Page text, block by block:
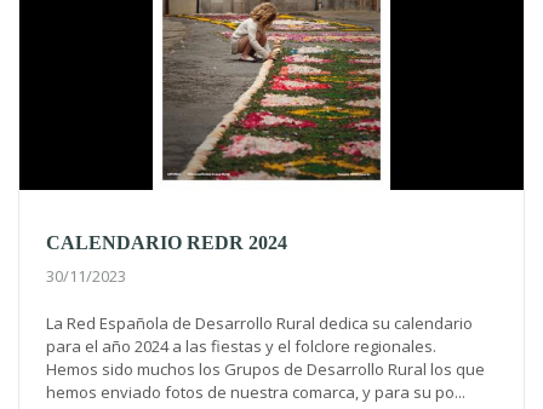
CALENDARIO REDR 2024
30/11/2023
La Red Española de Desarrollo Rural dedica su calendario
para el año 2024 a las fiestas y el folclore regionales.
Hemos sido muchos los Grupos de Desarrollo Rural los que
hemos enviado fotos de nuestra comarca, y para su po...